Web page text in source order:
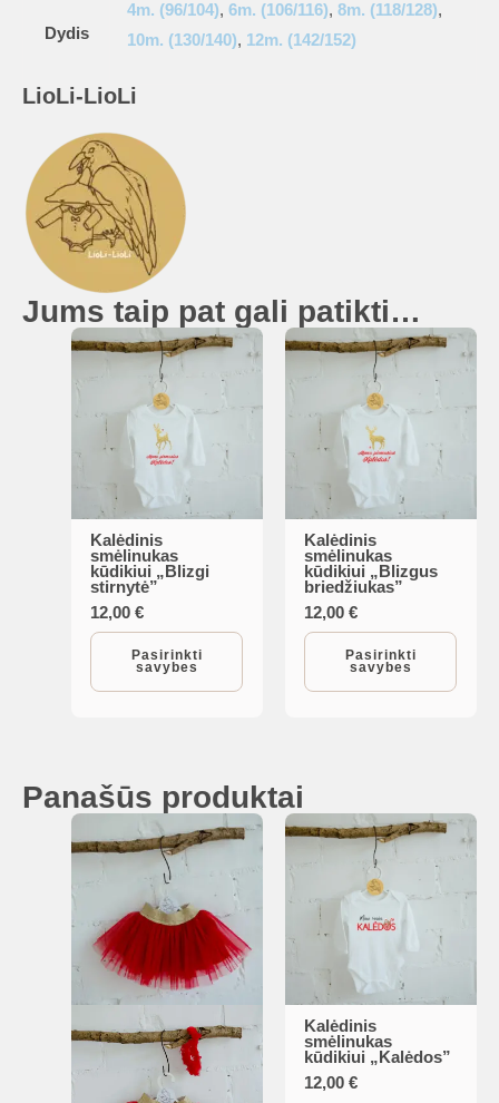
Dydis
4m. (96/104), 6m. (106/116), 8m. (118/128),
10m. (130/140), 12m. (142/152)
LioLi-LioLi
Jums taip pat gali patikti…
Kalėdinis
smėlinukas
kūdikiui „Blizgi
stirnytė”
12,00€
Pasirinkti
savybes
This
product
has
multiple
variants.
The
be
chosen
on
product
page
Kalėdinis
smėlinukas
kūdikiui „Blizgus
briedžiukas”
12,00€
Pasirinkti
savybes
This
product
has
multiple
variants.
The
chosen
product
page
Panašūs produktai
Kalėdinis
smėlinukas
kūdikiui „Kalėdos”
12,00€
This
product
has